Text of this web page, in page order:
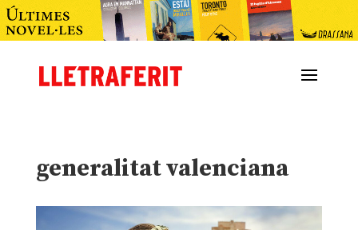
generalitat valenciana